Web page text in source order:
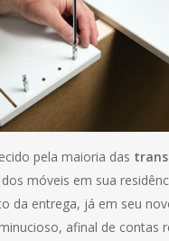
pela maioria das
móveis em sua
da entrega, já em seu
afinal de contas